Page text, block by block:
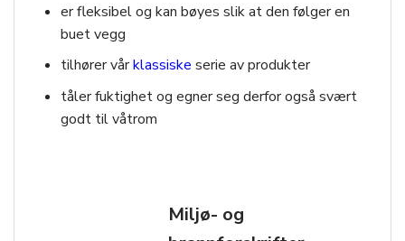
er fleksibel og kan bøyes slik at den følger en
buet vegg
tilhører vårklassiske serie av produkter
tåler fuktighet og egner seg derfor også svært
godt til våtrom
Miljø- og